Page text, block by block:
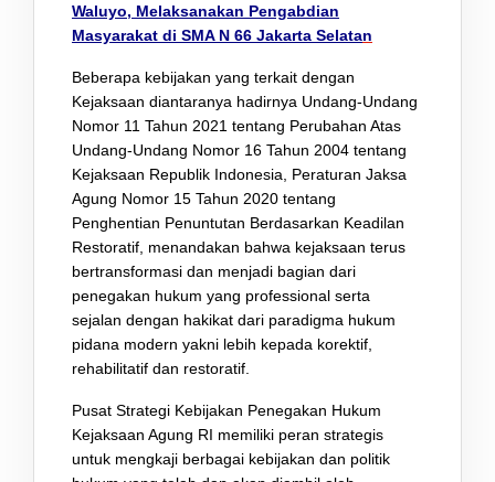
Waluyo, Melaksanakan Pengabdian
Masyarakat di SMA N 66 Jakarta Selatan
Beberapa kebijakan yang terkait dengan
Kejaksaan diantaranya hadirnya Undang-Undang
Nomor 11 Tahun 2021 tentang Perubahan Atas
Undang-Undang Nomor 16 Tahun 2004 tentang
Kejaksaan Republik Indonesia, Peraturan Jaksa
Agung Nomor 15 Tahun 2020 tentang
Penghentian Penuntutan Berdasarkan Keadilan
Restoratif, menandakan bahwa kejaksaan terus
bertransformasi dan menjadi bagian dari
penegakan hukum yang professional serta
sejalan dengan hakikat dari paradigma hukum
pidana modern yakni lebih kepada korektif,
rehabilitatif dan restoratif.
Pusat Strategi Kebijakan Penegakan Hukum
Kejaksaan Agung RI memiliki peran strategis
untuk mengkaji berbagai kebijakan dan politik